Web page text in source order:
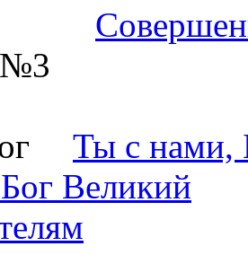
Ты с нами,
Великий